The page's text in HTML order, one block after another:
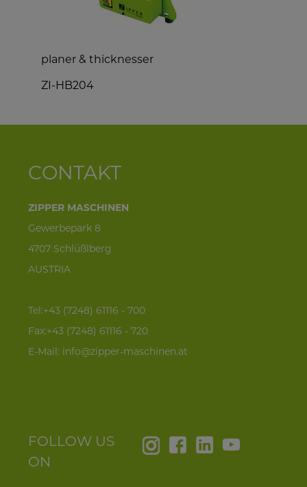
planer & thicknesser
ZI-HB204
CONTAKT
ZIPPER MASCHINEN
Gewerbepark 8
4707 Schlüßlberg
AUSTRIA
Tel:+43 (7248) 61116 - 700
Fax:+43 (7248) 61116 - 720
E-Mail: info@zipper-maschinen.at
FOLLOW US
ON